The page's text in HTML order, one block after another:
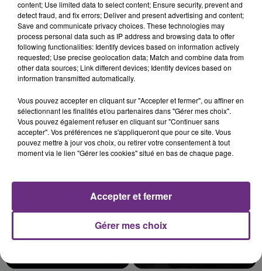
SI TOUT LE MONDE FAIT ÇA, MOI L'ANNÉE
PROCHAINE JE VENDANGE EN...
août dans la commune de Montgueux (Aube). Du
jamais vu !
TITRES DIFFUSÉS
content; Use limited data to select content; Ensure security, prevent and
detect fraud, and fix errors; Deliver and present advertising and content;
Save and communicate privacy choices. These technologies may
process personal data such as IP address and browsing data to offer
following functionalities: Identify devices based on information actively
requested; Use precise geolocation data; Match and combine data from
other data sources; Link different devices; Identify devices based on
information transmitted automatically.
Vous pouvez accepter en cliquant sur "Accepter et fermer", ou affiner en
sélectionnant les finalités et/ou partenaires dans "Gérer mes choix".
Vous pouvez également refuser en cliquant sur "Continuer sans
accepter". Vos préférences ne s'appliqueront que pour ce site. Vous
pouvez mettre à jour vos choix, ou retirer votre consentement à tout
moment via le lien "Gérer les cookies" situé en bas de chaque page.
Gérer mes choix
Accepter et fermer